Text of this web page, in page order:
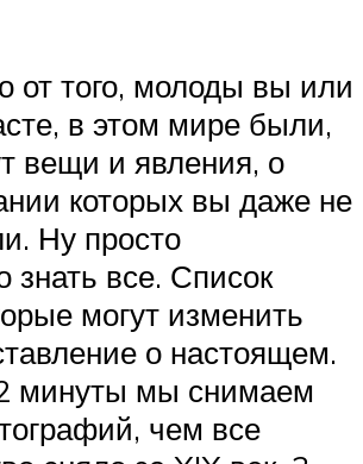
от того, молоды вы или
в этом мире были,
вещи и явления, о
которых вы даже не
Ну просто
знать все. Список
могут изменить
о настоящем.
минуты мы снимаем
чем все